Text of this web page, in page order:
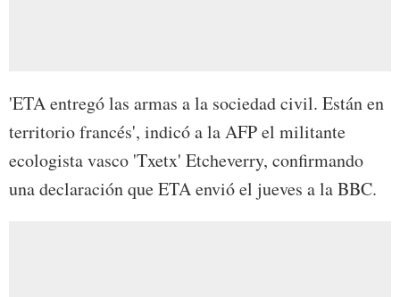
'ETA entregó las armas a la sociedad civil. Están en
territorio francés', indicó a la AFP el militante
ecologista vasco 'Txetx' Etcheverry, confirmando
una declaración que ETA envió el jueves a la BBC.